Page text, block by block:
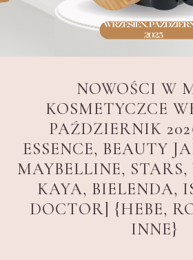
NOWOŚCI W
KOSMETYCZCE
PAŹDZIERNIK
ESSENCE, BEAUTY
MAYBELLINE, STARS,
KAYA, BIELENDA,
DOCTOR] {HEBE,
INNE}